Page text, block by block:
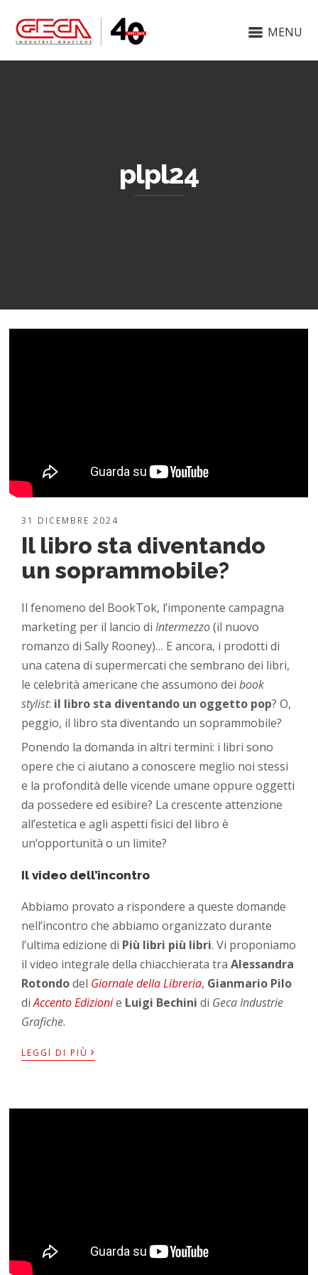
MENU
plpl24
31 DICEMBRE 2024
Il libro sta diventando
un soprammobile?
Il fenomeno del BookTok, l’imponente campagna
marketing per il lancio diIntermezzo(il nuovo
romanzo di Sally Rooney)… E ancora, i prodotti di
una catena di supermercati che sembrano dei libri,
le celebrità americane che assumono deibook
stylist: il libro sta diventando un oggetto pop? O,
peggio, il libro sta diventando un soprammobile?
Ponendo la domanda in altri termini: i libri sono
opere che ci aiutano a conoscere meglio noi stessi
e la profondità delle vicende umane oppure oggetti
da possedere ed esibire? La crescente attenzione
all’estetica e agli aspetti fisici del libro è
un’opportunità o un limite?
Il video dell’incontro
Abbiamo provato a rispondere a queste domande
nell’incontro che abbiamo organizzato durante
l’ultima edizione di Più libri più libri. Vi proponiamo
il video integrale della chiacchierata traAlessandra
Rotondodel Giornale della Libreria, Gianmario Pilo
diAccento Edizionie Luigi Bechini di Geca Industrie
Grafiche.
LEGGI DI PIÙ ›